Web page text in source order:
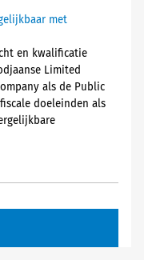
met
en kwalificatie
Limited
als de Public
doeleinden als